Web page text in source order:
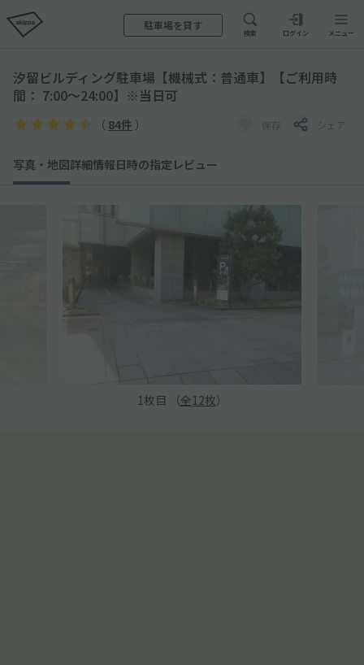
駐車場を貸す
検索 ログイン メニュー
汐留ビルディング駐車場【機械式：普通車】【ご利用時
間： 7:00〜24:00】※当日可
（ 84件 ） 保存 シェア
写真・地図詳細情報日時の指定 レビュー
1 枚目 （全12枚）